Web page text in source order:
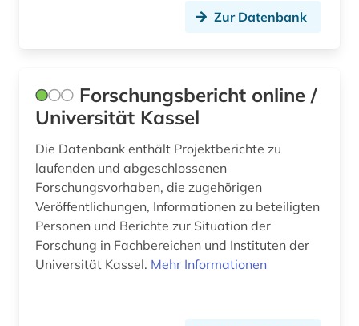
musikwissenschaft (1)
naturwissenschaften (2)
neuerwerbung (1)
niederlande (1)
niederlandistik (1)
Zur Datenbank
Forschungsbericht online /
Universität Kassel
Die Datenbank enthält Projektberichte zu
laufenden und abgeschlossenen
Forschungsvorhaben, die zugehörigen
Veröffentlichungen, Informationen zu beteiligten
Personen und Berichte zur Situation der
Forschung in Fachbereichen und Instituten der
Universität Kassel. Mehr Informationen